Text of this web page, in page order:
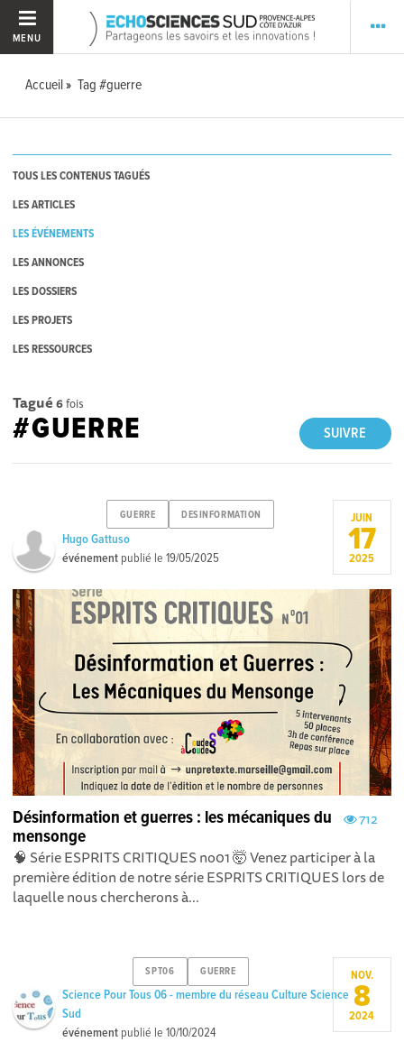
MENU
Accueil Tag #guerre
TOUS LES CONTENUS TAGUÉS
LES ARTICLES
LES ÉVÉNEMENTS
LES ANNONCES
LES DOSSIERS
LES PROJETS
LES RESSOURCES
Tagué 6fois
SUIVRE
#GUERRE
GUERRE DESINFORMATION
Hugo Gattuso
événement publié le19/05/2025
JUIN
17
2025
712
Désinformation et guerres : les mécaniques du
mensonge
🧠 Série ESPRITS CRITIQUES no01 🤯 Venez participer à la
première édition de notre série ESPRITS CRITIQUES lors de
laquelle nous chercherons à...
SPT06 GUERRE
Science Pour Tous 06 - membre du réseau Culture Science
Sud
événement publié le10/10/2024
NOV.
8
2024